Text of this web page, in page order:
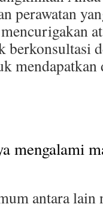
perawatan
berkonsultasi
mengalami
antara